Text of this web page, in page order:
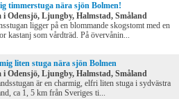
timmerstuga nära sjön Bolmen!
i Odensjö, Ljungby, Halmstad, Småland
ligger på en blommande skogstomt med en
kastanj som vårdträd. På övervånin...
liten stuga nära sjön Bolmen
i Odensjö, Ljungby, Halmstad, Småland
är en charmig, elfri liten stuga i sydvästra
ca 1, 5 km från Sveriges ti...